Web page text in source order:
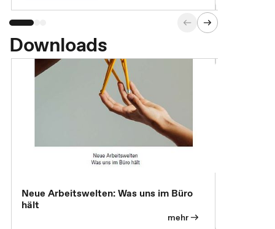
Downloads
Neue Arbeitswelten: Was uns im Büro
hält
mehr